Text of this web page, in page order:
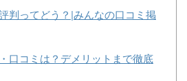
判ってどう？|みんなの口コミ掲
口コミは？デメリットまで徹底